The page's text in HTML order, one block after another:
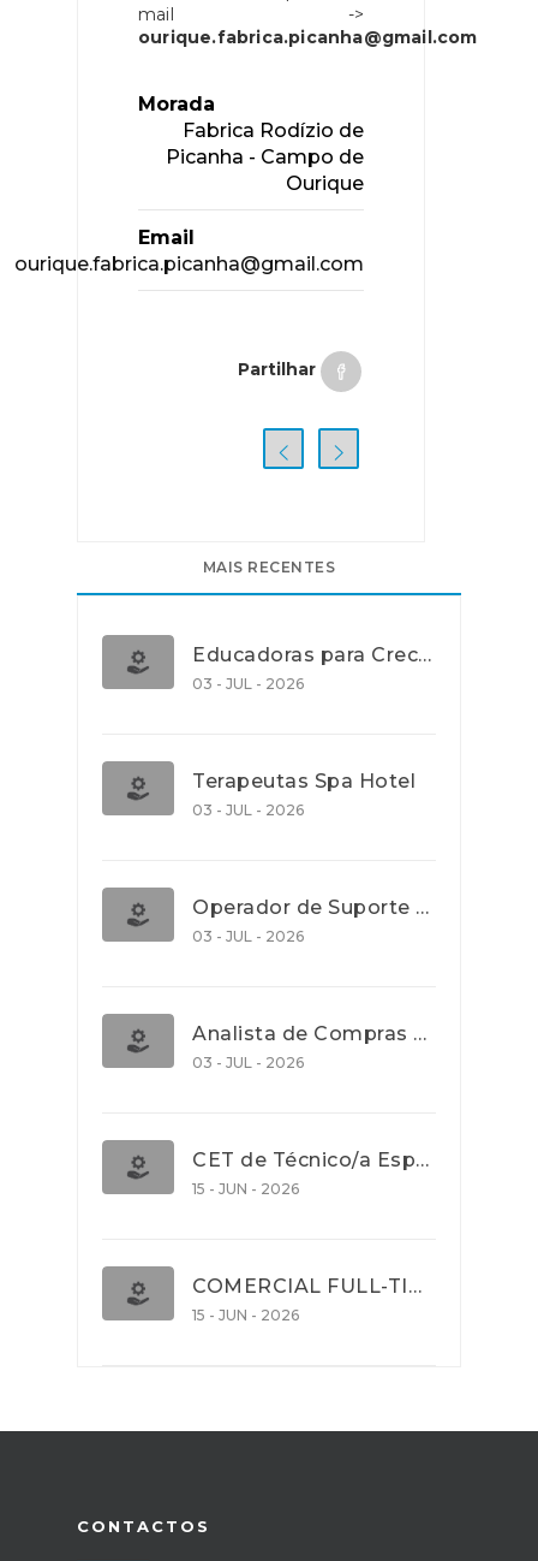
mail ->
ourique.fabrica.picanha@gmail.com
Morada
Fabrica Rodízio de
Picanha - Campo de
Ourique
Email
ourique.fabrica.picanha@gmail.com
Partilhar
MAIS RECENTES
Educadoras para Creche e J.I., Lisboa
03 - JUL - 2026
Terapeutas Spa Hotel
03 - JUL - 2026
Operador de Suporte Operacional
03 - JUL - 2026
Analista de Compras e Contratos (Banca)
03 - JUL - 2026
CET de Técnico/a Especialista em Comércio Internacional (Nível 5)
15 - JUN - 2026
COMERCIAL FULL-TIME
15 - JUN - 2026
CONTACTOS